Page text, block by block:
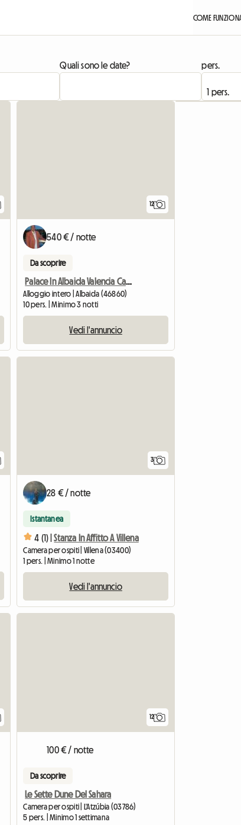
COME
Quali sono le date? pers.
12
540 € / notte
Da scoprire
Palace In Albaida Valencia Capacità Per 12 Persone, 5 B
Alloggio intero | Albaida (46860)
10 pers. | Minimo 3 notti
Vedi l'annuncio
3
28 € / notte
Istantanea
4 (1) | Stanza In Affitto A Villena
Camera per ospiti | Villena (03400)
1 pers. | Minimo 1 notte
Vedi l'annuncio
12
100 € / notte
Da scoprire
Le Sette Dune Del Sahara
Camera per ospiti | L'Atzúbia (03786)
5 pers. | Minimo 1 settimana